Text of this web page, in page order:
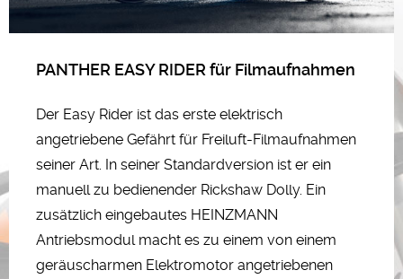
PANTHER EASY RIDER für Filmaufnahmen
Der Easy Rider ist das erste elektrisch
angetriebene Gefährt für Freiluft-Filmaufnahmen
seiner Art. In seiner Standardversion ist er ein
manuell zu bedienender Rickshaw Dolly. Ein
zusätzlich eingebautes HEINZMANN
Antriebsmodul macht es zu einem von einem
geräuscharmen Elektromotor angetriebenen